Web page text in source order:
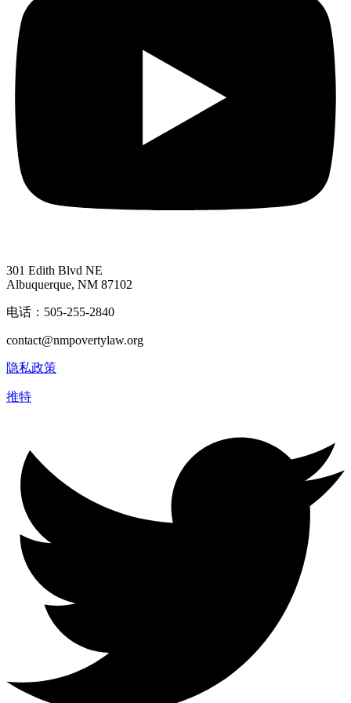
301 Edith Blvd NE
Albuquerque, NM 87102
电话：505-255-2840
contact@nmpovertylaw.org
隐私政策
推特